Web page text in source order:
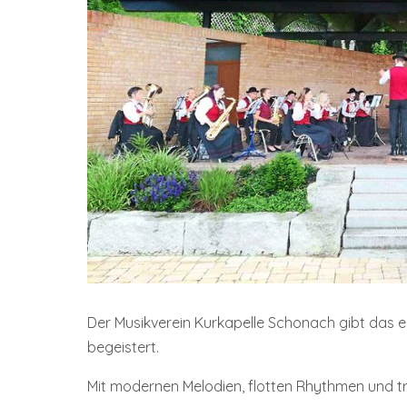
Der Musikverein Kurkapelle Schonach gibt das
begeistert.
Mit modernen Melodien, flotten Rhythmen und